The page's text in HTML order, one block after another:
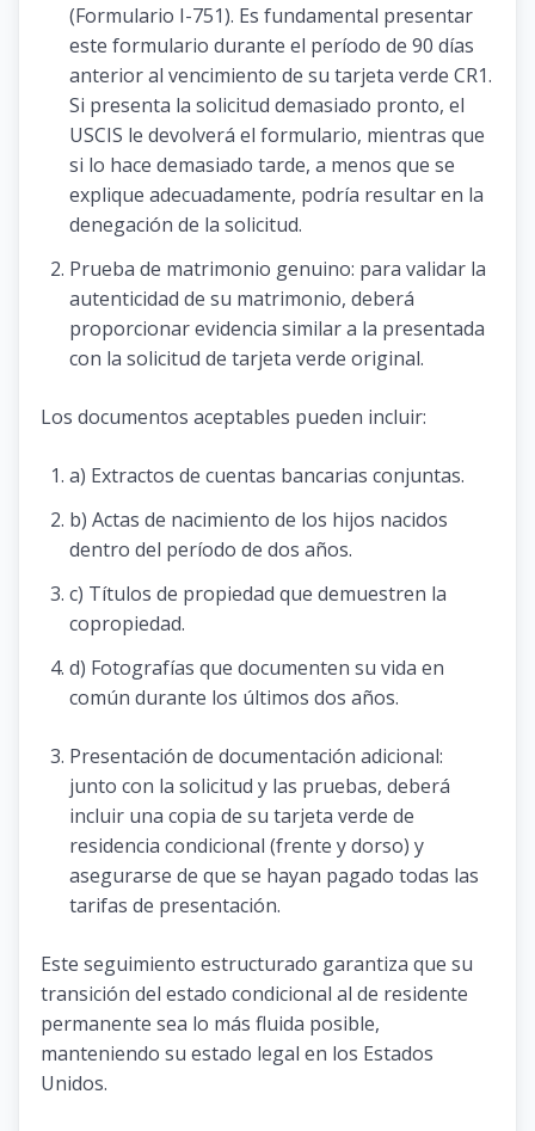
(Formulario I-751). Es fundamental presentar
este formulario durante el período de 90 días
anterior al vencimiento de su tarjeta verde CR1.
Si presenta la solicitud demasiado pronto, el
USCIS le devolverá el formulario, mientras que
si lo hace demasiado tarde, a menos que se
explique adecuadamente, podría resultar en la
denegación de la solicitud.
Prueba de matrimonio genuino: para validar la
autenticidad de su matrimonio, deberá
proporcionar evidencia similar a la presentada
con la solicitud de tarjeta verde original.
Los documentos aceptables pueden incluir:
a) Extractos de cuentas bancarias conjuntas.
b) Actas de nacimiento de los hijos nacidos
dentro del período de dos años.
c) Títulos de propiedad que demuestren la
copropiedad.
d) Fotografías que documenten su vida en
común durante los últimos dos años.
Presentación de documentación adicional:
junto con la solicitud y las pruebas, deberá
incluir una copia de su tarjeta verde de
residencia condicional (frente y dorso) y
asegurarse de que se hayan pagado todas las
tarifas de presentación.
Este seguimiento estructurado garantiza que su
transición del estado condicional al de residente
permanente sea lo más fluida posible,
manteniendo su estado legal en los Estados
Unidos.